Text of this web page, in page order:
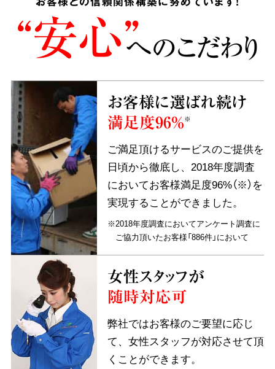
“安心”へのこだわり
お客様に選ばれ続け
満足度96% ※
ご満足頂けるサービスのご提供を
日頃から徹底し、2018年度調査
においてお客様満足度96%（※）を
実現することができました。
※2018年度調査においてアンケート調査に
ご協力頂いたお客様「886件」において
女性スタッフが
随時対応可
弊社ではお客様のご要望に応じ
て、女性スタッフが対応させて頂
くことができます。